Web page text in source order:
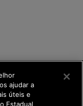
ajudar a
úteis e
Estadual